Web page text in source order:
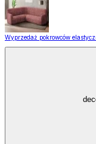
Wyprzedaż pokrowców